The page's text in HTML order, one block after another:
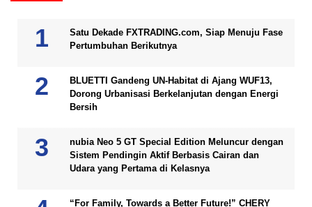
Satu Dekade FXTRADING.com, Siap Menuju Fase
Pertumbuhan Berikutnya
BLUETTI Gandeng UN-Habitat di Ajang WUF13,
Dorong Urbanisasi Berkelanjutan dengan Energi
Bersih
nubia Neo 5 GT Special Edition Meluncur dengan
Sistem Pendingin Aktif Berbasis Cairan dan
Udara yang Pertama di Kelasnya
“For Family, Towards a Better Future!” CHERY